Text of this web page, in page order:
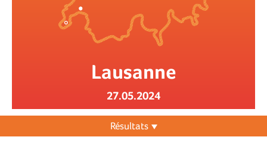
Lausanne
27.05.2024
Résultats